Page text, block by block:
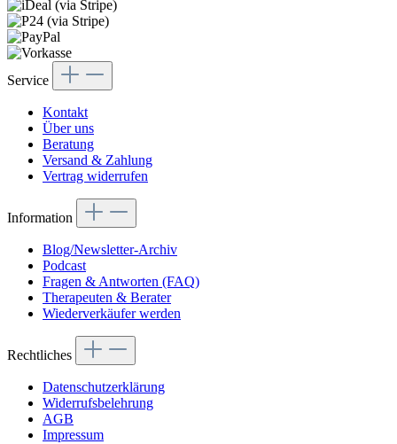
Service
Kontakt
Über uns
Beratung
Versand & Zahlung
Vertrag widerrufen
Information
Blog/Newsletter-Archiv
Podcast
Fragen & Antworten (FAQ)
Therapeuten & Berater
Wiederverkäufer werden
Rechtliches
Datenschutzerklärung
Widerrufsbelehrung
AGB
Impressum